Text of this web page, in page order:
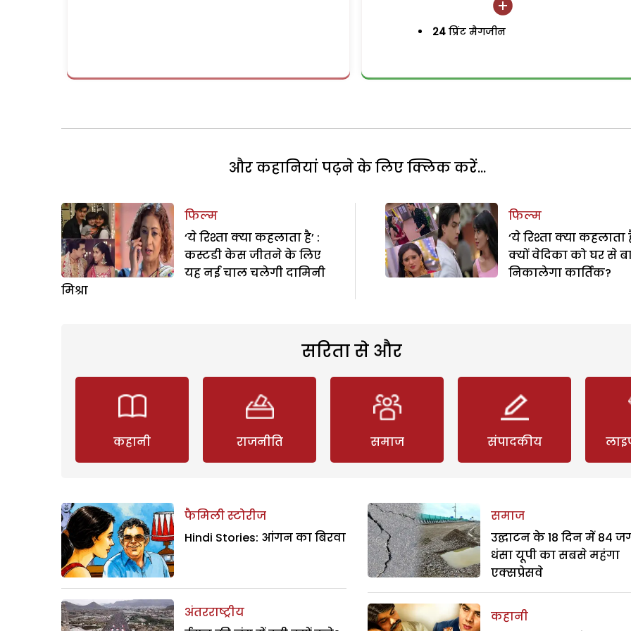
24 प्रिंट मैगजीन
और कहानियां पढ़ने के लिए क्लिक करें...
फिल्म
‘ये रिश्ता क्या कहलाता है’ :
कस्टडी केस जीतने के लिए
यह नई चाल चलेगी दामिनी
मिश्रा
फिल्म
‘ये रिश्ता क्या कहलाता
क्यों वेदिका को घर से
निकालेगा कार्तिक?
सरिता से और
कहानी राजनीति समाज संपादकीय
फैमिली स्टोरीज
Hindi Stories: आंगन का बिरवा
अंतरराष्ट्रीय
समाज
उद्घाटन के 18 दिन में 84
धंसा यूपी का सबसे महंगा
एक्सप्रेसवे
कहानी